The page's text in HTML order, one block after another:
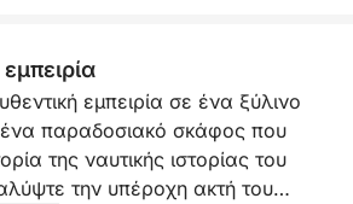
εμπειρία σε ένα ξύλινο
ένα παραδοσιακό σκάφος που
της ναυτικής ιστορίας του
την υπέροχη ακτή του